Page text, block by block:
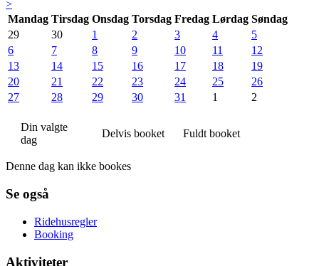
>
Mandag Tirsdag Onsdag Torsdag Fredag Lørdag Søndag
29
30 1 2 3 4
5
6
7 8 9 10 11
12
13
14 15 16 17 18
19
20
21 22 23 24 25
26
27
28 29 30 31 1 2
Din valgte
dag
Delvis booket Fuldt booket
Denne dag kan ikke bookes
Se også
Ridehusregler
Booking
Aktiviteter